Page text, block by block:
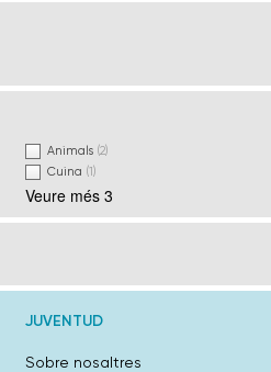
Animals (2)
Cuina (1)
Veure més 3
JUVENTUD
Sobre nosaltres